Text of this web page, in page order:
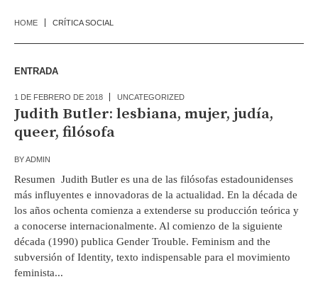
HOME CRÍTICA SOCIAL
ENTRADA
1 DE FEBRERO DE 2018 UNCATEGORIZED
Judith Butler: lesbiana, mujer, judía,
queer, filósofa
BYADMIN
Resumen Judith Butler es una de las filósofas estadounidenses
más influyentes e innovadoras de la actualidad. En la década de
los años ochenta comienza a extenderse su producción teórica y
a conocerse internacionalmente. Al comienzo de la siguiente
década (1990) publica Gender Trouble. Feminism and the
subversión of Identity, texto indispensable para el movimiento
feminista...